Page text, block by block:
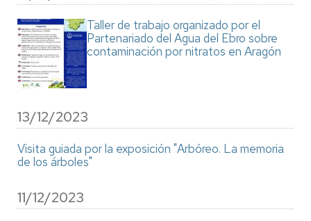
Taller de trabajo organizado por el
Partenariado del Agua del Ebro sobre
contaminación por nitratos en Aragón
13/12/2023
Visita guiada por la exposición "Arbóreo. La memoria
de los árboles"
11/12/2023